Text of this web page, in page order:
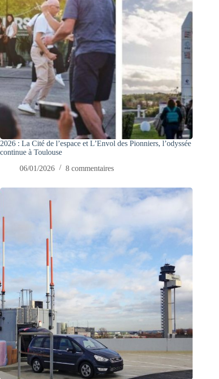
2026 : La Cité de l’espace et L’Envol des Pionniers, l’odyssée
continue à Toulouse
06/01/2026
8 commentaires